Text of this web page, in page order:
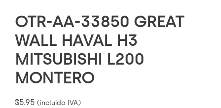
OTR-AA-33850 GREAT
WALL HAVAL H3
MITSUBISHI L200
MONTERO
$5.95 (incluido IVA)